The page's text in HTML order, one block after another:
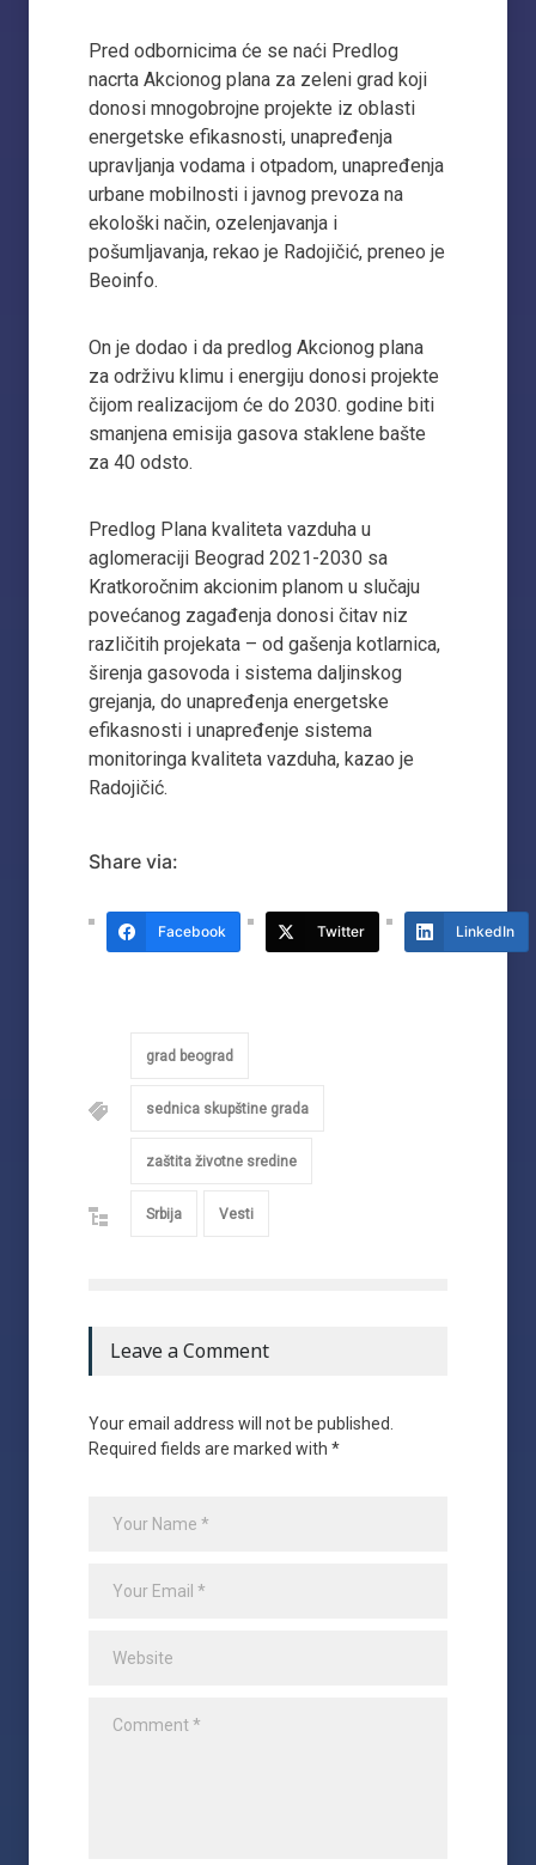
Pred odbornicima će se naći Predlog
nacrta Akcionog plana za zeleni grad koji
donosi mnogobrojne projekte iz oblasti
energetske efikasnosti, unapređenja
upravljanja vodama i otpadom, unapređenja
urbane mobilnosti i javnog prevoza na
ekološki način, ozelenjavanja i
pošumljavanja, rekao je Radojičić, preneo je
Beoinfo.
On je dodao i da predlog Akcionog plana
za održivu klimu i energiju donosi projekte
čijom realizacijom će do 2030. godine biti
smanjena emisija gasova staklene bašte
za 40 odsto.
Predlog Plana kvaliteta vazduha u
aglomeraciji Beograd 2021-2030 sa
Kratkoročnim akcionim planom u slučaju
povećanog zagađenja donosi čitav niz
različitih projekata – od gašenja kotlarnica,
širenja gasovoda i sistema daljinskog
grejanja, do unapređenja energetske
efikasnosti i unapređenje sistema
monitoringa kvaliteta vazduha, kazao je
Radojičić.
Share via:
Facebook Twitter LinkedIn
grad beograd
sednica skupštine grada
zaštita životne sredine
Srbija Vesti
Leave a Comment
Your email address will not be published.
Required fields are marked with *